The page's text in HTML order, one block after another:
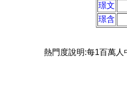
璟文
璟含
熱門度說明:每1百萬人